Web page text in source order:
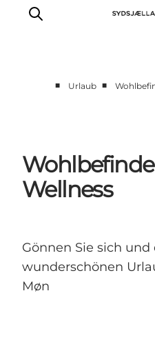
Events
Essen
Unterkunft
■ Urlaub ■
Wellness
Gönnen Sie sich
wunderschönen
Møn